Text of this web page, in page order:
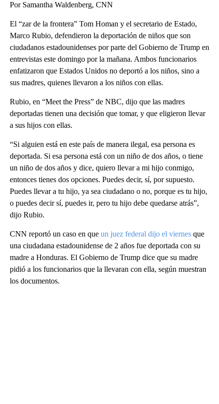
Por Samantha Waldenberg, CNN
El “zar de la frontera” Tom Homan y el secretario de Estado,
Marco Rubio, defendieron la deportación de niños que son
ciudadanos estadounidenses por parte del Gobierno de Trump en
entrevistas este domingo por la mañana. Ambos funcionarios
enfatizaron que Estados Unidos no deportó a los niños, sino a
sus madres, quienes llevaron a los niños con ellas.
Rubio, en “Meet the Press” de NBC, dijo que las madres
deportadas tienen una decisión que tomar, y que eligieron llevar
a sus hijos con ellas.
“Si alguien está en este país de manera ilegal, esa persona es
deportada. Si esa persona está con un niño de dos años, o tiene
un niño de dos años y dice, quiero llevar a mi hijo conmigo,
entonces tienes dos opciones. Puedes decir, sí, por supuesto.
Puedes llevar a tu hijo, ya sea ciudadano o no, porque es tu hijo,
o puedes decir sí, puedes ir, pero tu hijo debe quedarse atrás”,
dijo Rubio.
CNN reportó un caso en que un juez federal dijo el viernes que
una ciudadana estadounidense de 2 años fue deportada con su
madre a Honduras. El Gobierno de Trump dice que su madre
pidió a los funcionarios que la llevaran con ella, según muestran
los documentos.